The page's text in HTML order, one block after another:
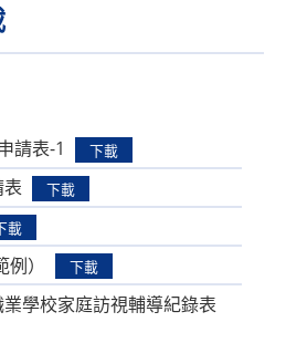
請表-1 下載
表 下載
載
） 下載
學校家庭訪視輔導紀錄表